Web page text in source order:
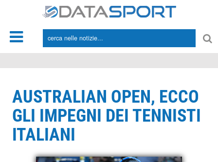
AUSTRALIAN OPEN, ECCO
GLI IMPEGNI DEI TENNISTI
ITALIANI